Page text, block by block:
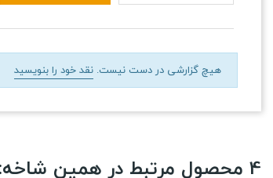
هیچ گزارشی در دست نیست. نقد خود را بنویسید
4 محصول مرتبط در همین شاخه: